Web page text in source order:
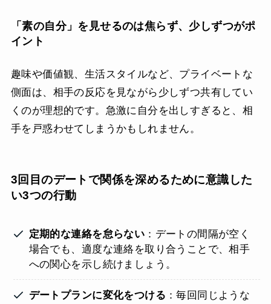
「素の自分」を見せるのは焦らず、少しずつがポ
イント
趣味や価値観、生活スタイルなど、プライベートな
側面は、相手の反応を見ながら少しずつ共有してい
くのが理想的です。急激に自分を出しすぎると、相
手を戸惑わせてしまうかもしれません。
3回目のデートで関係を深めるために意識した
い3つの行動
定期的な連絡を怠らない ：デートの間隔が空く
場合でも、適度な連絡を取り合うことで、相手
への関心を示し続けましょう。
デートプランに変化をつける ：毎回同じような